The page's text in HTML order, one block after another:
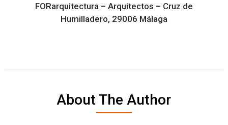
FORarquitectura – Arquitectos – Cruz de
Humilladero, 29006 Málaga
About The Author